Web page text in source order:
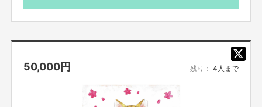
す。チケットは譲渡が可能です。
・橋本エリコ獣医師作画のイラストと碓井朝美からのお礼
のメッセージ
・絵本5冊
50,000円 残り： 4人まで